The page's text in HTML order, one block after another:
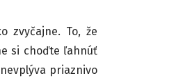
zvyčajne. To, že
si choďte ľahnúť
priaznivo